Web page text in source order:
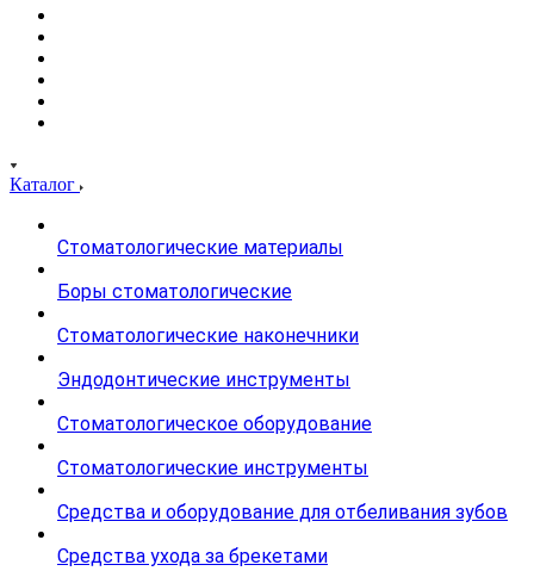
Каталог
Стоматологические материалы
Боры стоматологические
Стоматологические наконечники
Эндодонтические инструменты
Стоматологическое оборудование
Стоматологические инструменты
Средства и оборудование для отбеливания зубов
Средства ухода за брекетами